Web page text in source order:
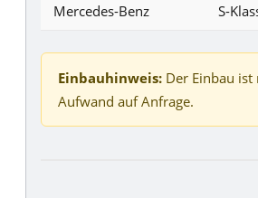
Mercedes-Benz S-
Einbauhinweis: Der Einbau
Aufwand auf Anfrage.